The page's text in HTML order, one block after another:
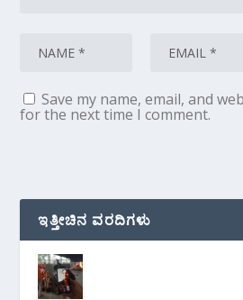
Save my name, email, and
for the next time I comment.
ಇತ್ತೀಚಿನ ವರದಿಗಳು